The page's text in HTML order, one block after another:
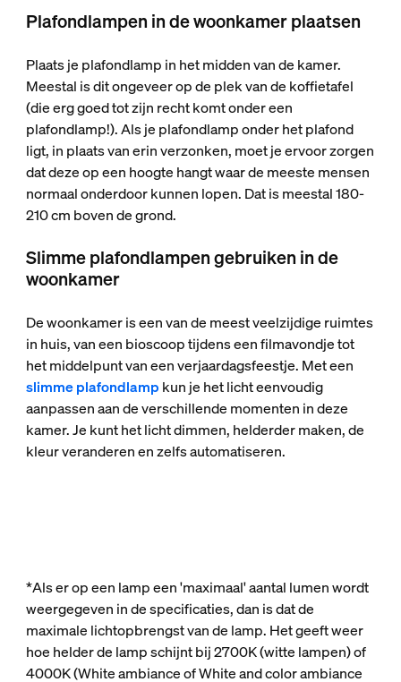
Plafondlampen in de woonkamer plaatsen
Plaats je plafondlamp in het midden van de kamer.
Meestal is dit ongeveer op de plek van de koffietafel
(die erg goed tot zijn recht komt onder een
plafondlamp!). Als je plafondlamp onder het plafond
ligt, in plaats van erin verzonken, moet je ervoor zorgen
dat deze op een hoogte hangt waar de meeste mensen
normaal onderdoor kunnen lopen. Dat is meestal 180-
210 cm boven de grond.
Slimme plafondlampen gebruiken in de
woonkamer
De woonkamer is een van de meest veelzijdige ruimtes
in huis, van een bioscoop tijdens een filmavondje tot
het middelpunt van een verjaardagsfeestje. Met een
slimme plafondlamp kun je het licht eenvoudig
aanpassen aan de verschillende momenten in deze
kamer. Je kunt het licht dimmen, helderder maken, de
kleur veranderen en zelfs automatiseren.
*Als er op een lamp een 'maximaal' aantal lumen wordt
weergegeven in de specificaties, dan is dat de
maximale lichtopbrengst van de lamp. Het geeft weer
hoe helder de lamp schijnt bij 2700K (witte lampen) of
4000K (White ambiance of White and color ambiance